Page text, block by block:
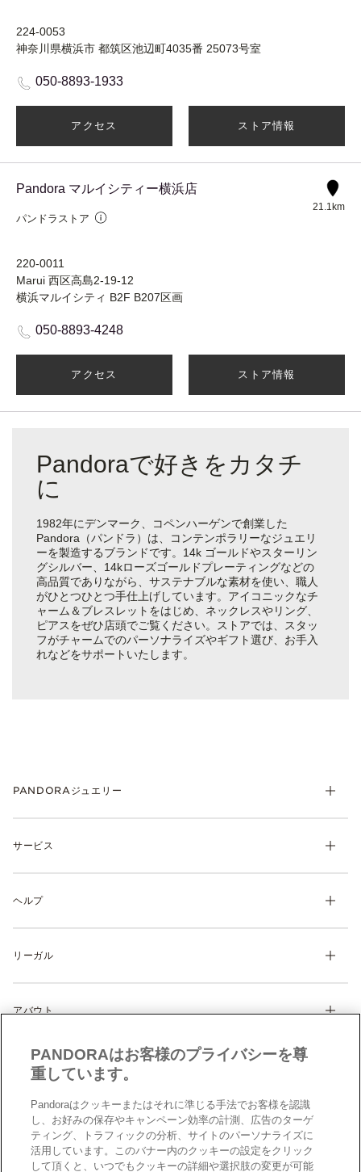
224-0053
神奈川県横浜市 都筑区池辺町4035番 25073号室
050-8893-1933
アクセス ストア情報
Pandora マルイシティー横浜店
パンドラストア
21.1km
220-0011
Marui 西区高島2-19-12
横浜マルイシティ B2F B207区画
050-8893-4248
アクセス ストア情報
Pandoraで好きをカタチ
に
1982年にデンマーク、コペンハーゲンで創業した
Pandora（パンドラ）は、コンテンポラリーなジュエリ
ーを製造するブランドです。14k ゴールドやスターリン
グシルバー、14kローズゴールドプレーティングなどの
高品質でありながら、サステナブルな素材を使い、職人
がひとつひとつ手仕上げしています。アイコニックなチ
ャーム＆ブレスレットをはじめ、ネックレスやリング、
ピアスをぜひ店頭でご覧ください。ストアでは、スタッ
フがチャームでのパーソナライズやギフト選び、お手入
れなどをサポートいたします。
PANDORAジュエリー
ブレスレット
リング
サービス
注文履歴
ウィッシュリスト
ヘルプ
配送について
返品・交換について
サイトマップ
お問い合わせ
リーガル
特定商取引に関する法律に基づく表示
クッキーポリシー
プライバシーポリシー
データ保護フォーム（英文）
現代奴隷法への対応（英文）
男女間の賃金格差レポート（英文）
アバウト
CSR
採用情報
日本 日本
PANDORAはお客様のプライバシーを尊
重しています。
Pandoraはクッキーまたはそれに準じる手法でお客様を認識
し、お好みの保存やキャンペーン効率の計測、広告のターゲ
ティング、トラフィックの分析、サイトのパーソナライズに
活用しています。このバナー内のクッキーの設定をクリック
して頂くと、いつでもクッキーの詳細や選択肢の変更が可能